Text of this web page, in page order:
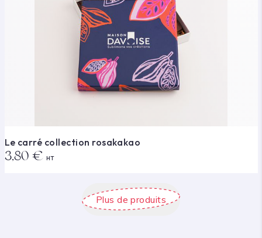
Le carré collection rosakakao
3,80 € HT
Plus de produits